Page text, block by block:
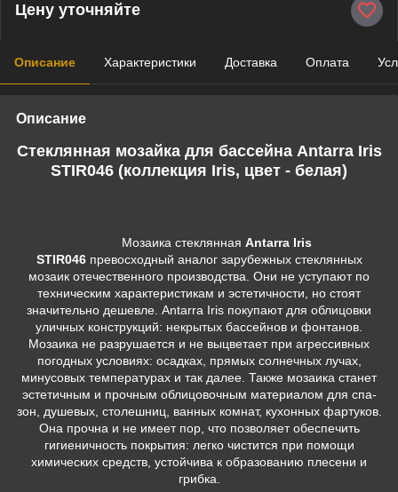
Цену уточняйте
Описание Характеристики Доставка Оплата
Описание
Стеклянная мозайка для бассейна Antarra Iris
STIR046 (коллекция Iris, цвет - белая)
Мозаика стеклянная Antarra Iris
STIR046превосходный аналог зарубежных стеклянных
мозаик отечественного производства. Они не уступают по
техническим характеристикам и эстетичности, но стоят
значительно дешевле. Antarra Iris покупают для облицовки
уличных конструкций: некрытых бассейнов и фонтанов.
Мозаика не разрушается и не выцветает при агрессивных
погодных условиях: осадках, прямых солнечных лучах,
минусовых температурах и так далее. Также мозаика станет
эстетичным и прочным облицовочным материалом для спа-
зон, душевых, столешниц, ванных комнат, кухонных фартуков.
Она прочна и не имеет пор, что позволяет обеспечить
гигиеничность покрытия: легко чистится при помощи
химических средств, устойчива к образованию плесени и
грибка.